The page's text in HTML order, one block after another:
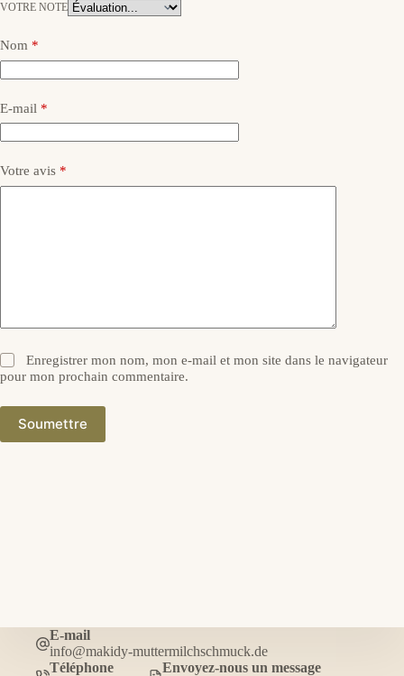
VOTRE NOTE
Nom *
E-mail *
Votre avis *
Enregistrer mon nom, mon e-mail et mon site dans le navigateur
pour mon prochain commentaire.
Soumettre
E-mail
info@makidy-muttermilchschmuck.de
Téléphone
Envoyez-nous un message